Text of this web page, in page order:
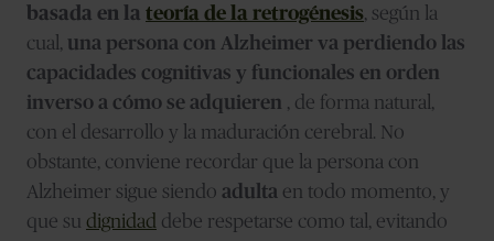
basada en la teoría de la retrogénesis, según la
cual, una persona con Alzheimer va perdiendo las
capacidades cognitivas y funcionales en orden
inverso a cómo se adquieren , de forma natural,
con el desarrollo y la maduración cerebral. No
obstante, conviene recordar que la persona con
Alzheimer sigue siendo adulta en todo momento, y
que su dignidad debe respetarse como tal, evitando